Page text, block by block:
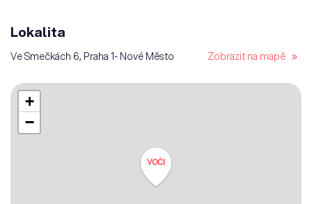
Lokalita
Ve Smečkách 6, Praha 1- Nové Město Zobrazit na mapě
VOČI
+
−